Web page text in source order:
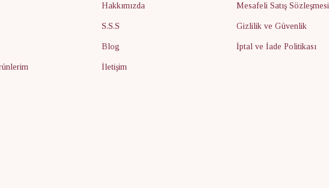
Hakkımızda
S.S.S
Blog
İletişim
Mesafeli Satış Sözleşmesi
Gizlilik ve Güvenlik
İptal ve İade Politikası